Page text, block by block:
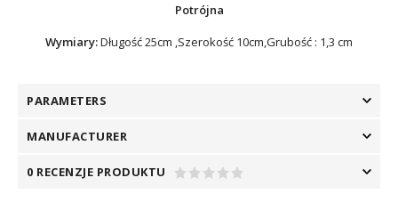
Potrójna
Wymiary:Długość 25cm ,Szerokość 10cm,Grubość : 1,3 cm
PARAMETERS
MANUFACTURER
0 RECENZJE PRODUKTU